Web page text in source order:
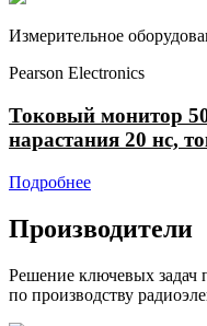
Измерительное
Pearson Electronics
Токовый монитор
нарастания 20 нс,
Подробнее
Производители
Решение ключевых задач
по производству